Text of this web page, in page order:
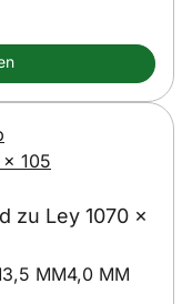
zu Ley 1070 x
3,5 MM4,0 MM